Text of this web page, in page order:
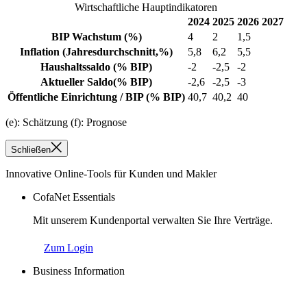
Wirtschaftliche Hauptindikatoren
2024 2025 2026 2027
BIP Wachstum (%) 4 2
1,5
Inflation (Jahresdurchschnitt,%) 5,8 6,2
5,5
Haushaltssaldo (% BIP) -2 -2,5
-2
Aktueller Saldo(% BIP) -2,6 -2,5
-3
Öffentliche Einrichtung / BIP(% BIP) 40,7 40,2 40
(e): Schätzung (f): Prognose
Schließen
Innovative Online-Tools für Kunden und Makler
CofaNet Essentials
Mit unserem Kundenportal verwalten Sie Ihre Verträge.
Zum Login
Business Information